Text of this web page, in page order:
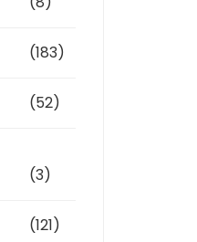
(183)
(52)
(3)
(121)